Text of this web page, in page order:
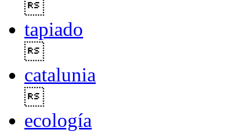
tapiado
catalunia
ecología